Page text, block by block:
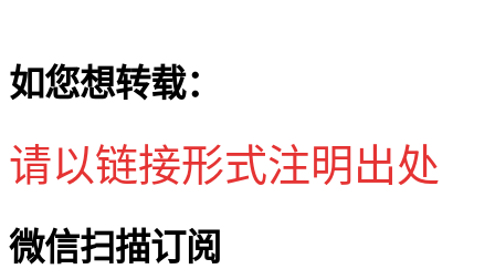
如您想转载：
请以链接形式注明出处
微信扫描订阅